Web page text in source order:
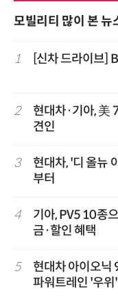
모빌리티 많이 본 뉴
1 [신차 드라이브]
2
현대차·기아, 美
견인
3
현대차, '디 올뉴
부터
4
기아, PV5 10종
금·할인 혜택
5
현대차 아이오닉
파워트레인 '우위'